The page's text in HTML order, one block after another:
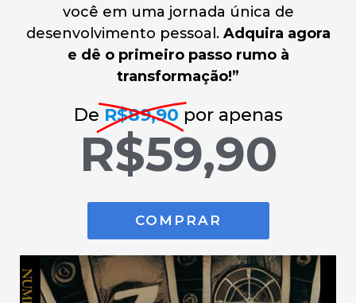
você em uma jornada única de
desenvolvimento pessoal. Adquira agora
e dê o primeiro passo rumo à
transformação!”
De R$89,90 por apenas
R$59,90
COMPRAR